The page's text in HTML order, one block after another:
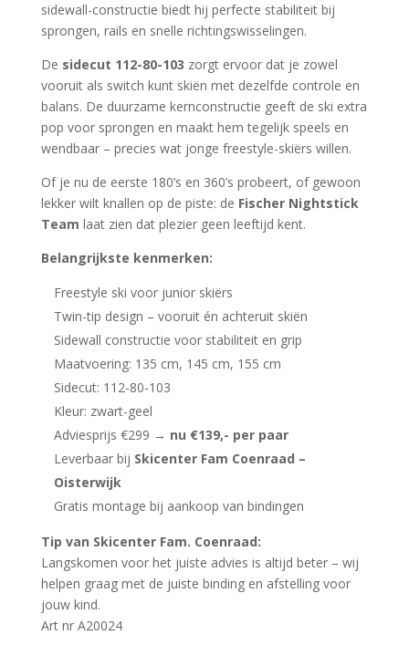
sidewall-constructie biedt hij perfecte stabiliteit bij
sprongen, rails en snelle richtingswisselingen.
De sidecut 112-80-103 zorgt ervoor dat je zowel
vooruit als switch kunt skiën met dezelfde controle en
balans. De duurzame kernconstructie geeft de ski extra
pop voor sprongen en maakt hem tegelijk speels en
wendbaar – precies wat jonge freestyle-skiërs willen.
Of je nu de eerste 180’s en 360’s probeert, of gewoon
lekker wilt knallen op de piste: de Fischer Nightstick
Team laat zien dat plezier geen leeftijd kent.
Belangrijkste kenmerken:
Freestyle ski voor junior skiërs
Twin-tip design – vooruit én achteruit skiën
Sidewall constructie voor stabiliteit en grip
Maatvoering: 135 cm, 145 cm, 155 cm
Sidecut: 112-80-103
Kleur: zwart-geel
Adviesprijs €299 → nu €139,- per paar
Leverbaar bij Skicenter Fam Coenraad –
Oisterwijk
Gratis montage bij aankoop van bindingen
Tip van Skicenter Fam. Coenraad:
Langskomen voor het juiste advies is altijd beter – wij
helpen graag met de juiste binding en afstelling voor
jouw kind.
Art nr A20024